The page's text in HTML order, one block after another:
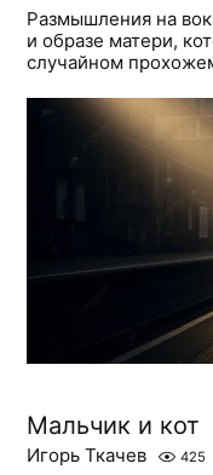
Размышления на
и образе матери,
случайном
Мальчик и кот
Игорь Ткачев 425